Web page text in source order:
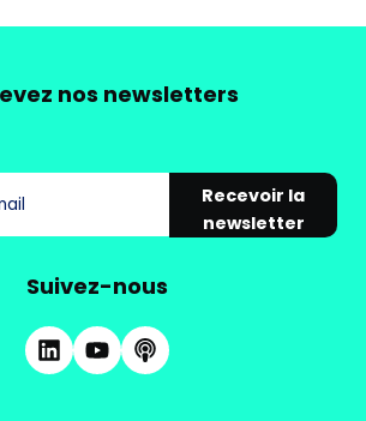
nos newsletters
Recevoir la
newsletter
Suivez-nous